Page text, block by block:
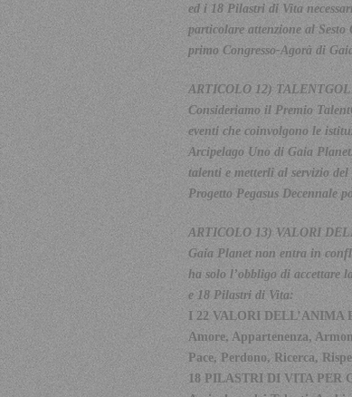
ed i 18 Pilastri di Vita
particolare attenzione al
primo Congresso-Agorà di
ARTICOLO 12)
Consideriamo il Premio
eventi che coinvolgono le
Arcipelago Uno di Gaia
talenti e metterli al servizio
Progetto Pegasus Decennale
ARTICOLO 13) VALORI
Gaia Planet non entra in
ha solo l’obbligo di accettare
e 18 Pilastri di Vita:
I 22 VALORI DELL’ANIMA
Amore, Appartenenza,
Pace, Perdono, Ricerca,
18 PILASTRI DI VITA PER